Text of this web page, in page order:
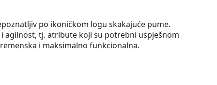
po ikoničkom logu skakajuće pume.
agilnost, tj. atribute koji su potrebni uspješnom
i maksimalno funkcionalna.